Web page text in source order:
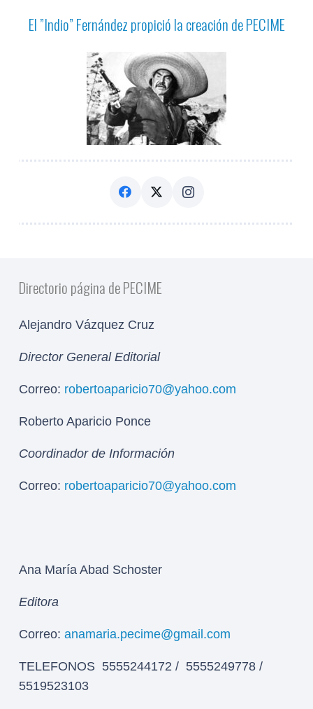
El ”Indio” Fernández propició la creación de PECIME
Directorio página de PECIME
Alejandro Vázquez Cruz
Director General Editorial
Correo: robertoaparicio70@yahoo.com
Roberto Aparicio Ponce
Coordinador de Información
Correo: robertoaparicio70@yahoo.com
Ana María Abad Schoster
Editora
Correo: anamaria.pecime@gmail.com
TELEFONOS 5555244172 / 5555249778 /
5519523103